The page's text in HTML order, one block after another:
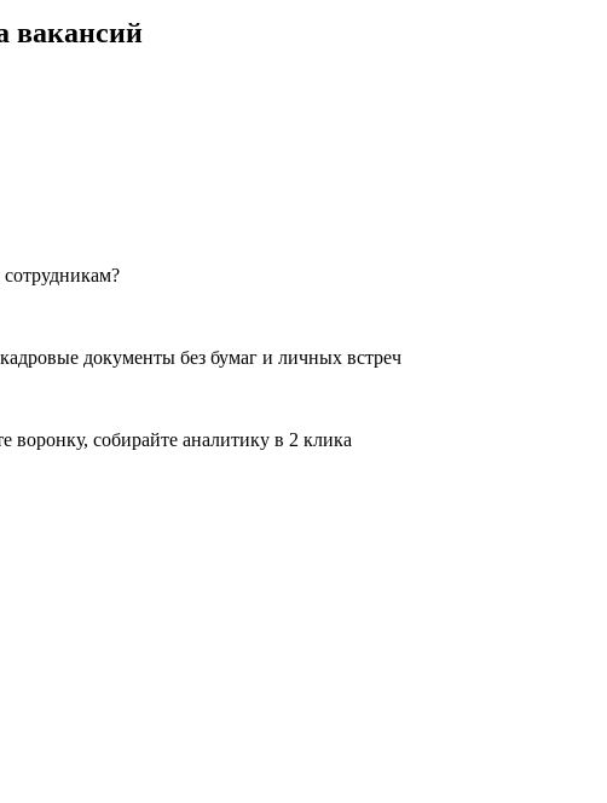
вакансий
документы без бумаг и личных встреч
воронку, собирайте аналитику в 2 клика